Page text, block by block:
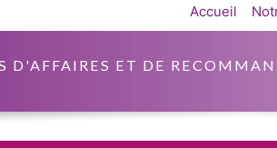
D'AFFAIRES ET DE
Accueil